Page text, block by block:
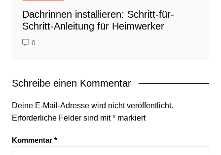
Dachrinnen installieren: Schritt-für-
Schritt-Anleitung für Heimwerker
0
Schreibe einen Kommentar
Deine E-Mail-Adresse wird nicht veröffentlicht.
Erforderliche Felder sind mit*markiert
Kommentar *